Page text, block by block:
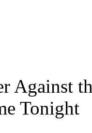
Against
Tonight